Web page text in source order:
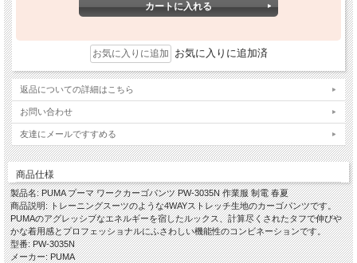
お気に入りに追加済
返品についての詳細はこちら
お問い合わせ
友達にメールですすめる
商品仕様
製品名: PUMA プーマ ワークカーゴパンツ PW-3035N 作業服 制電 春夏
商品説明: トレーニングスーツのような4WAYストレッチ生地のカーゴパンツです。
PUMAのアグレッシブなエネルギーを宿したルックス、計算尽くされたタフで伸びや
かな着用感とプロフェッショナルにふさわしい機能性のコンビネーションです。
型番: PW-3035N
メーカー: PUMA